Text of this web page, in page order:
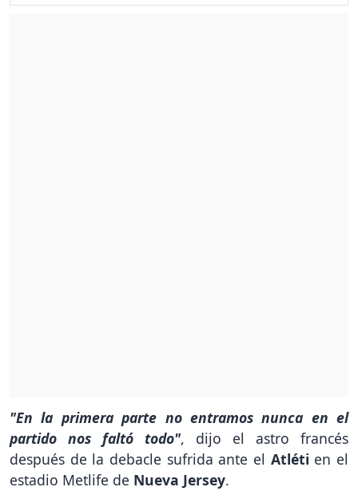
"En la primera parte no entramos nunca en el
partido nos faltó todo", dijo el astro francés
después de la debacle sufrida ante el Atléti en el
estadio Metlife de Nueva Jersey.